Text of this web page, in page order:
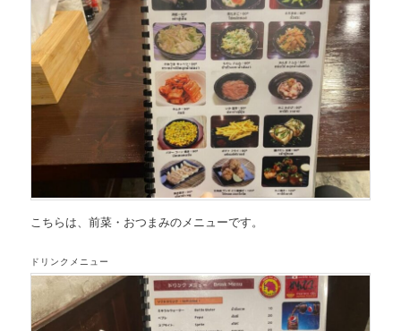
こちらは、前菜・おつまみのメニューです。
ドリンクメニュー